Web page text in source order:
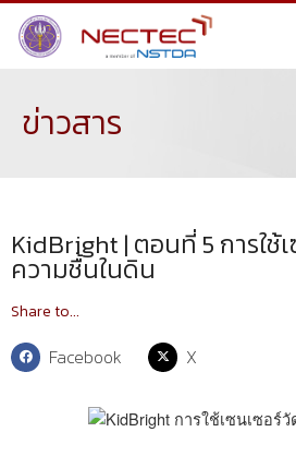
ข่าวสาร
KidBright | ตอนที่ 5 การใช้
ความชื้นในดิน
Share to...
Facebook X